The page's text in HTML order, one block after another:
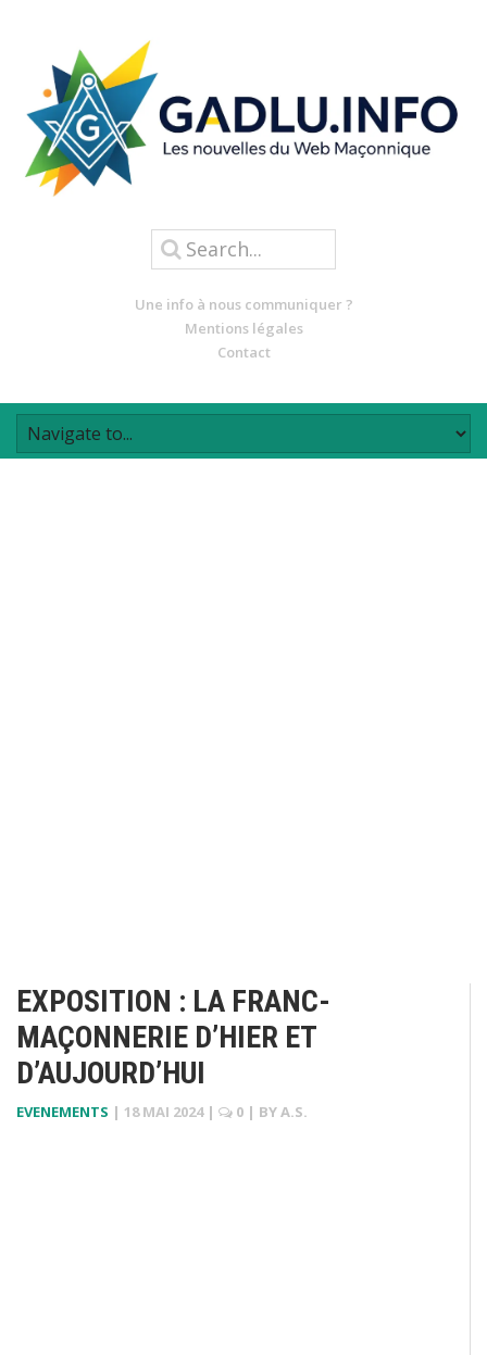
Une info à nous communiquer ?
Mentions légales
Contact
EXPOSITION : LA FRANC-
MAÇONNERIE D’HIER ET
D’AUJOURD’HUI
EVENEMENTS | 18 MAI 2024 | 0 | BYA.S.